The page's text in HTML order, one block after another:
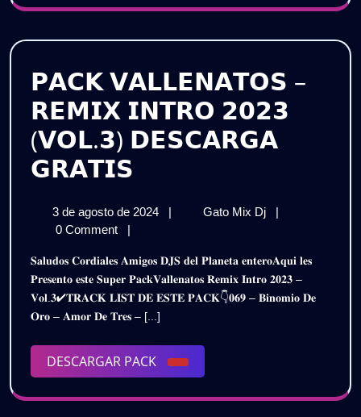
𝗣𝗔𝗖𝗞 𝗩𝗔𝗟𝗟𝗘𝗡𝗔𝗧𝗢𝗦 –
𝗥𝗘𝗠𝗜𝗫 𝗜𝗡𝗧𝗥𝗢 𝟮𝟬𝟮𝟯
(𝗩𝗢𝗟.𝟯) 𝗗𝗘𝗦𝗖𝗔𝗥𝗚𝗔
𝗚𝗥𝗔𝗧𝗜𝗦
–
𝗥𝗘𝗠𝗜𝗫
𝗜𝗡𝗧𝗥𝗢
𝟮𝟬𝟮𝟯
(𝗩𝗢𝗟.𝟯)
𝗗𝗘𝗦𝗖𝗔𝗥𝗚𝗔
𝗚𝗥𝗔𝗧𝗜𝗦
3 de agosto de 2024
de
2024
| Gato Mix Dj
𝗣𝗔𝗖𝗞
𝗥𝗘𝗠𝗜𝗫
𝗜𝗡𝗧𝗥𝗢
𝟮𝟬𝟮𝟯
|
0 Comment
|
𝐒𝐚𝐥𝐮𝐝𝐨𝐬 𝐂𝐨𝐫𝐝𝐢𝐚𝐥𝐞𝐬 𝐀𝐦𝐢𝐠𝐨𝐬 𝐃𝐉𝐒 𝐝𝐞𝐥 𝐏𝐥𝐚𝐧𝐞𝐭𝐚 𝐞𝐧𝐭𝐞𝐫𝐨𝐀𝐪𝐮𝐢 𝐥𝐞𝐬
𝐏𝐫𝐞𝐬𝐞𝐧𝐭𝐨 𝐞𝐬𝐭𝐞 𝐒𝐮𝐩𝐞𝐫 𝐏𝐚𝐜𝐤𝐕𝐚𝐥𝐥𝐞𝐧𝐚𝐭𝐨𝐬 𝐑𝐞𝐦𝐢𝐱 𝐈𝐧𝐭𝐫𝐨 𝟐𝟎𝟐𝟑 –
𝐕𝐨𝐥.𝟑✔𝐓𝐑𝐀𝐂𝐊 𝐋𝐈𝐒𝐓 𝐃𝐄 𝐄𝐒𝐓𝐄 𝐏𝐀𝐂𝐊👇𝟎𝟔𝟗 – 𝐁𝐢𝐧𝐨𝐦𝐢𝐨 𝐃𝐞
𝐎𝐫𝐨 – 𝐀𝐦𝐨𝐫 𝐃𝐞 𝐓𝐫𝐞𝐬 – [...]
DESCARGAR PACK
DESCARGAR
PACK